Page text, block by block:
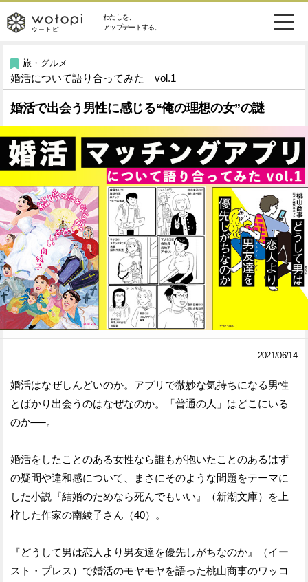
わたしを、
アップデートする。
wotopi
-
ウ
ー
ト
ピ
メ
ニ
ュ
ー
恋愛・結婚
美容・コスメ 妊娠・出産
健康 ワークスタイル
ライフスタイル ファッション
ソーシャル SDGs
アイテム
検
ウートピとは？
Facebook
シ
す
る
Twitter
シ
す
る
旅・グルメ
婚活について語り合ってみた vol.1
婚活で出会う男性に感じる“俺の理想の女”の謎
2021/06/14
婚活はなぜしんどいのか。アプリで微妙な気持ちになる男性
とばかり出会うのはなぜなのか。「普通の人」はどこにいる
のか──。
婚活をしたことのある女性なら誰もが抱いたことのあるはず
の疑問や違和感について、まさにそのような問題をテーマに
した小説『結婚のためなら死んでもいい』（新潮文庫）を上
梓した作家の南綾子さん（40）。
『どうして男は恋人より男友達を優先しがちなのか』（イー
スト・プレス）で婚活のモヤモヤを語った桃山商事のワッコ